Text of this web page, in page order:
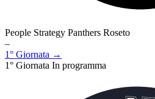
People Strategy Panthers Roseto
–
1° Giornata →
1° Giornata In programma